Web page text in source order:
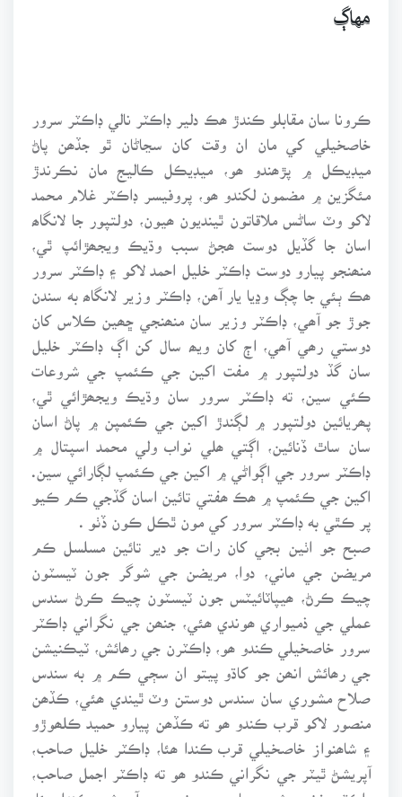
مهاڳ
ڪرونا سان مقابلو ڪندڙ ھڪ دلير ڊاڪٽر نالي ڊاڪٽر سرور
خاصخيلي کي مان ان وقت کان سڃاڻان ٿو جڏھن پاڻ
ميڊيڪل ۾ پڙھندو ھو، ميڊيڪل ڪاليج مان نڪرندڙ
مئگزين ۾ مضمون لکندو ھو، پروفيسر ڊاڪٽر غلام محمد
لاکو وٽ ساڻس ملاقاتون ٿينديون ھيون، دولتپور جا لانگاھ
اسان جا گڏيل دوست ھجڻ سبب وڌيڪ ويجھڙائپ ٿي،
منھنجو پيارو دوست ڊاڪٽر خليل احمد لاکو ۽ ڊاڪٽر سرور
ھڪ ٻئي جا چڳ وڍيا يار آھن، ڊاڪٽر وزير لانگاھ به سندن
جوڙ جو آھي، ڊاڪٽر وزير سان منھنجي ڇھين ڪلاس کان
دوستي رھي آھي، اڄ کان ويھ سال کن اڳ ڊاڪٽر خليل
سان گڏ دولتپور ۾ مفت اکين جي ڪئمپ جي شروعات
ڪئي سين، ته ڊاڪٽر سرور سان وڌيڪ ويجھڙائي ٿي،
پھريائين دولتپور ۾ لڳندڙ اکين جي ڪئمپن ۾ پاڻ اسان
سان ساٿ ڏنائين، اڳتي ھلي نواب ولي محمد اسپتال ۾
ڊاڪٽر سرور جي اڳواڻي ۾ اکين جي ڪئمپ لڳارائي سين.
اکين جي ڪئمپ ۾ ھڪ ھفتي تائين اسان گڏجي ڪم ڪيو
پر ڪٿي به ڊاڪٽر سرور کي مون ٿڪل ڪون ڏٺو .
صبح جو اٺين بجي کان رات جو دير تائين مسلسل ڪم
مريضن جي ماني، دوا، مريضن جي شوگر جون ٽيسٽون
چيڪ ڪرڻ، ھيپاٽائيٽس جون ٽيسٽون چيڪ ڪرڻ سندس
عملي جي ذميواري ھوندي ھئي، جنھن جي نگراني ڊاڪٽر
سرور خاصخيلي ڪندو ھو، ڊاڪٽرن جي رھائش، ٽيڪنيشن
جي رھائش انھن جو کاڌو پيتو ان سڄي ڪم ۾ به سندس
صلاح مشوري سان سندس دوستن وٽ ٿيندي ھئي، ڪڏھن
منصور لاکو قرب ڪندو ھو ته ڪڏھن پيارو حميد ڪلھوڙو
۽ شاھنواز خاصخيلي قرب ڪندا ھئا، ڊاڪٽر خليل صاحب،
آپريشڻ ٿيٽر جي نگراني ڪندو ھو ته ڊاڪٽر اجمل صاحب،
ڊاڪٽر خضر بشير صاحب مريضن جو آپريشن ڪندا ھئا.